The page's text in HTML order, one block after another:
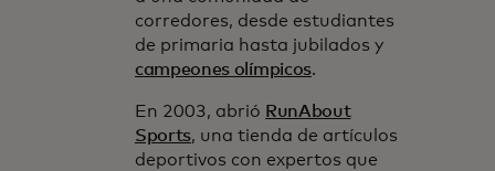
corredores, desde estudiantes
de primaria hasta jubilados y
campeones olímpicos.
En 2003, abrió RunAbout
Sports, una tienda de artículos
deportivos con expertos que